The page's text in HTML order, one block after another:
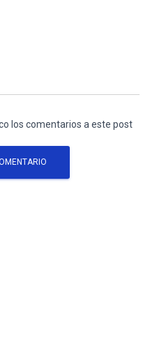
los comentarios a este post